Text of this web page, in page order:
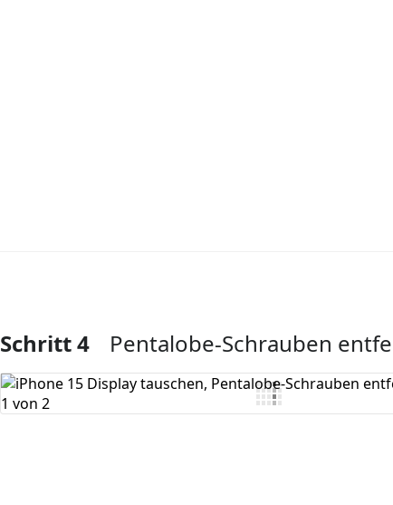
Kommentar hinzufügen
Schritt 4 Pentalobe-Schrauben